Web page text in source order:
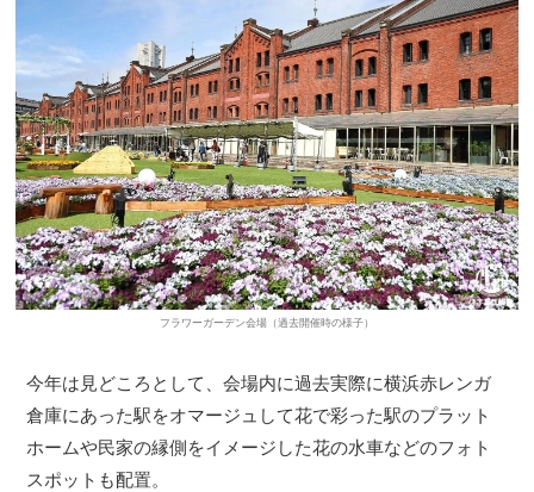
フラワーガーデン会場（過去開催時の様子）
今年は見どころとして、会場内に過去実際に横浜赤レンガ
倉庫にあった駅をオマージュして花で彩った駅のプラット
ホームや民家の縁側をイメージした花の水車などのフォト
スポットも配置。